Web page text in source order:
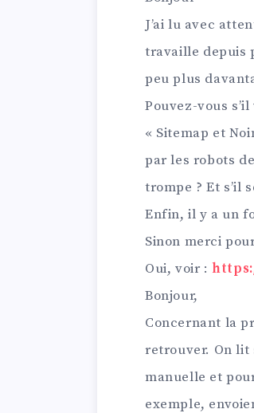
J’ai lu avec
travaille depuis
peu plus
Pouvez-vous
« Sitemap et
par les robots
trompe ? Et s’il
Enfin, il y a un
Sinon merci
Oui, voir :
Bonjour,
Concernant la
retrouver. On lit
manuelle et
exemple,